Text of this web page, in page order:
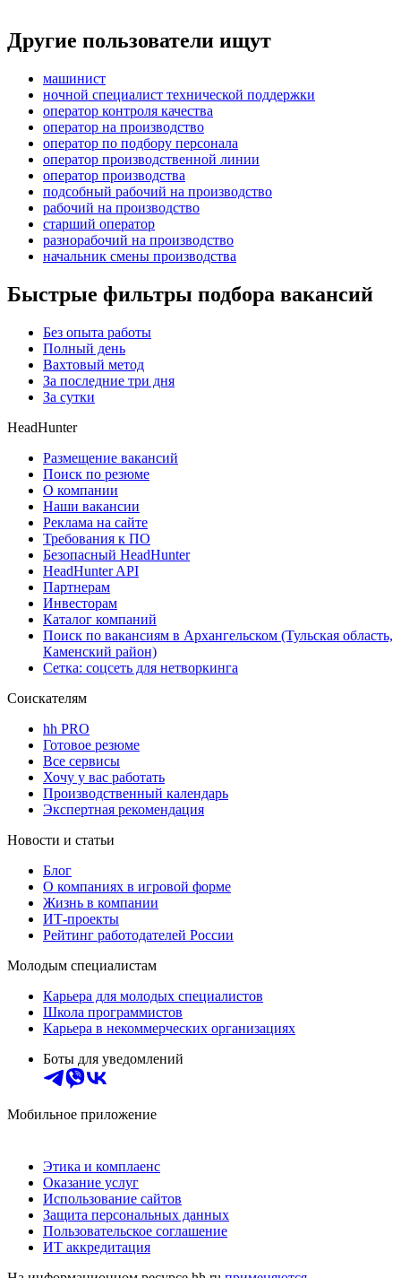
Другие пользователи ищут
машинист
ночной специалист технической поддержки
оператор контроля качества
оператор на производство
оператор по подбору персонала
оператор производственной линии
оператор производства
подсобный рабочий на производство
рабочий на производство
старший оператор
разнорабочий на производство
начальник смены производства
Быстрые фильтры подбора вакансий
Без опыта работы
Полный день
Вахтовый метод
За последние три дня
За сутки
HeadHunter
Размещение вакансий
Поиск по резюме
О компании
Наши вакансии
Реклама на сайте
Требования к ПО
Безопасный HeadHunter
HeadHunter API
Партнерам
Инвесторам
Каталог компаний
Поиск по вакансиям в Архангельском (Тульская область,
Каменский район)
Сетка: соцсеть для нетворкинга
Соискателям
hh PRO
Готовое резюме
Все сервисы
Хочу у вас работать
Производственный календарь
Экспертная рекомендация
Новости и статьи
Блог
О компаниях в игровой форме
Жизнь в компании
ИТ-проекты
Рейтинг работодателей России
Молодым специалистам
Карьера для молодых специалистов
Школа программистов
Карьера в некоммерческих организациях
Боты для уведомлений
Мобильное приложение
Этика и комплаенс
Оказание услуг
Использование сайтов
Защита персональных данных
Пользовательское соглашение
ИТ аккредитация